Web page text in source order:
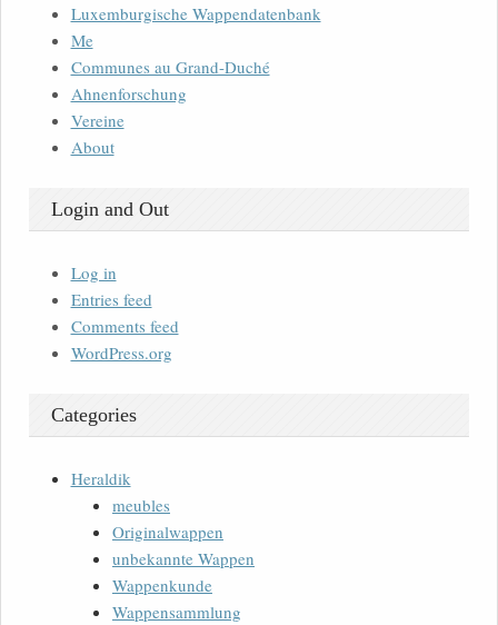
Luxemburgische Wappendatenbank
Me
Communes au Grand-Duché
Ahnenforschung
Vereine
About
Login and Out
Log in
Entries feed
Comments feed
WordPress.org
Categories
Heraldik
meubles
Originalwappen
unbekannte Wappen
Wappenkunde
Wappensammlung